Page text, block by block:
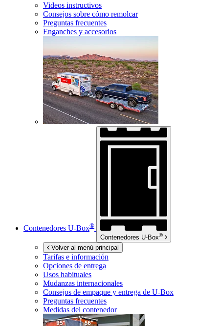
Videos instructivos
Consejos sobre cómo remolcar
Preguntas frecuentes
Enganches y accesorios
Contenedores U-Box®
Contenedores U-Box®
Volver al menú principal
Tarifas e información
Opciones de entrega
Usos habituales
Mudanzas internacionales
Consejos de empaque y entrega de U-Box
Preguntas frecuentes
Medidas del contenedor